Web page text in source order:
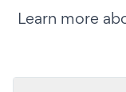
Learn more